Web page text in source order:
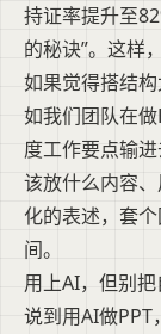
持证率提升至
的秘诀”。这样
如果觉得搭结
如我们团队在
度工作要点输
该放什么内容
化的表述，套
间。
用上AI，但别
说到用AI做